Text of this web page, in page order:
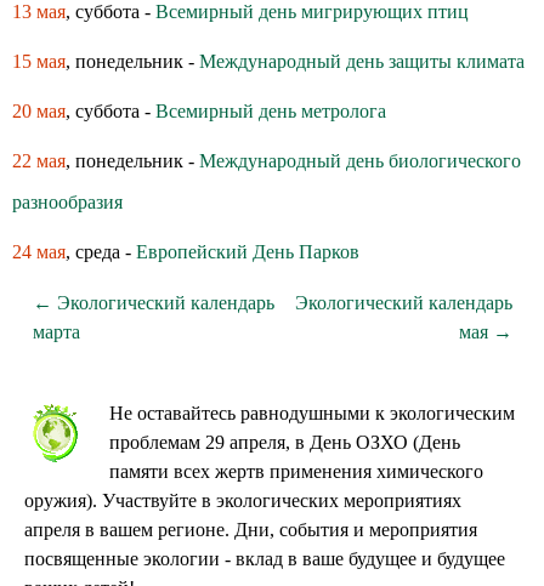
13 мая, суббота - Всемирный день мигрирующих птиц
15 мая, понедельник - Международный день защиты климата
20 мая, суббота - Всемирный день метролога
22 мая, понедельник - Международный день биологического
разнообразия
24 мая, среда - Европейский День Парков
← Экологический календарь
марта
Экологический календарь
мая →
Не оставайтесь равнодушными к экологическим
проблемам 29 апреля, в День ОЗХО (День
памяти всех жертв применения химического
оружия). Участвуйте в экологических мероприятиях
апреля в вашем регионе. Дни, события и мероприятия
посвященные экологии - вклад в ваше будущее и будущее